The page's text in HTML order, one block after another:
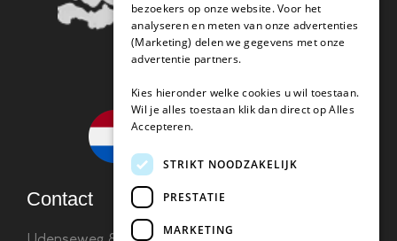
Contact
bezoekers op onze website. Voor het
analyseren en meten van onze advertenties
(Marketing) delen we gegevens met onze
advertentie partners.
Kies hieronder welke cookies u wil toestaan.
Wil je alles toestaan klik dan direct op Alles
Accepteren.
STRIKT NOODZAKELIJK
PRESTATIE
MARKETING